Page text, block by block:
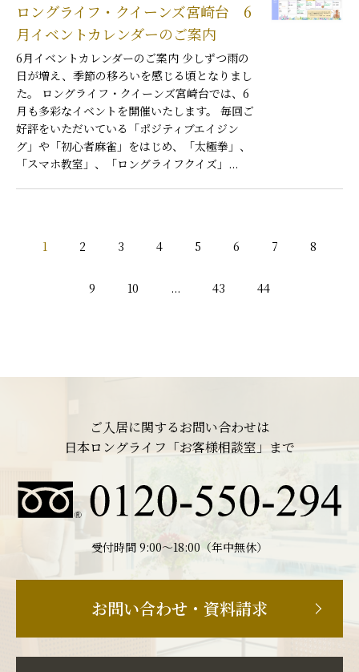
ロングライフ・クイーンズ宮崎台 6
月イベントカレンダーのご案内
6月イベントカレンダーのご案内 少しずつ雨の
日が増え、季節の移ろいを感じる頃となりまし
た。 ロングライフ・クイーンズ宮崎台では、6
月も多彩なイベントを開催いたします。 毎回ご
好評をいただいている「ポジティブエイジン
グ」や「初心者麻雀」をはじめ、「太極拳」、
「スマホ教室」、「ロングライフクイズ」...
1 2 3 4 5 6 7 8
9 10 ... 43 44
ご入居に関するお問い合わせは
日本ロングライフ「お客様相談室」まで
受付時間 9:00〜18:00（年中無休）
お問い合わせ・資料請求